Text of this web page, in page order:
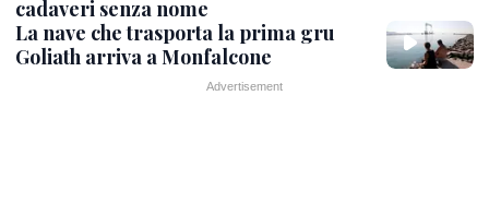
cadaveri senza nome
La nave che trasporta la prima gru
Goliath arriva a Monfalcone